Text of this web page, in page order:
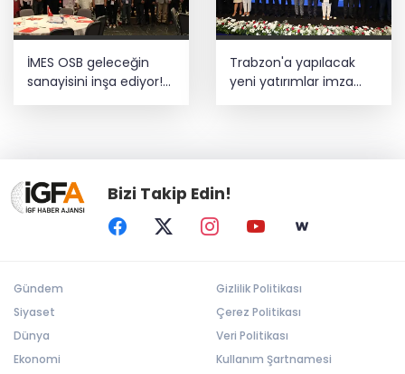
İMES OSB geleceğin
sanayisini inşa ediyor!
Sanayinin geleceği
Trabzon'a yapılacak
yeni yatırımlar imza
altına alındı
Bizi Takip Edin!
Gündem
Siyaset
Dünya
Ekonomi
Gizlilik Politikası
Çerez Politikası
Veri Politikası
Kullanım Şartnamesi